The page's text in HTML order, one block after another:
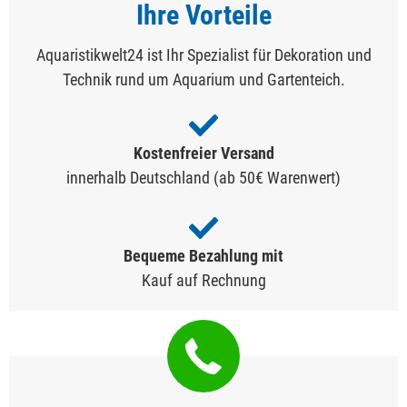
Ihre Vorteile
Aquaristikwelt24 ist Ihr Spezialist für Dekoration und
Technik rund um Aquarium und Gartenteich.
Kostenfreier Versand
innerhalb Deutschland (ab 50€ Warenwert)
Bequeme Bezahlung mit
Kauf auf Rechnung